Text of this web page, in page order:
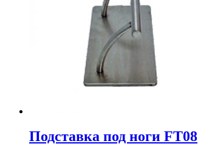
Подставка под ноги FT08